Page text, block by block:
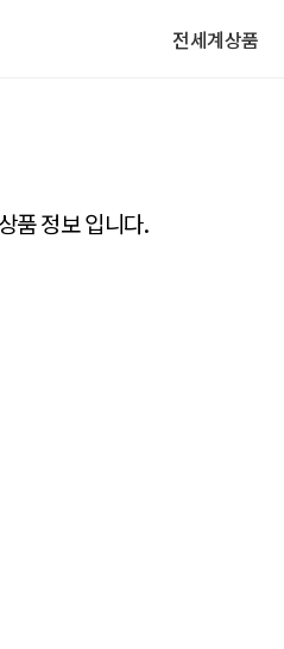
전세계상품
품 정보 입니다.